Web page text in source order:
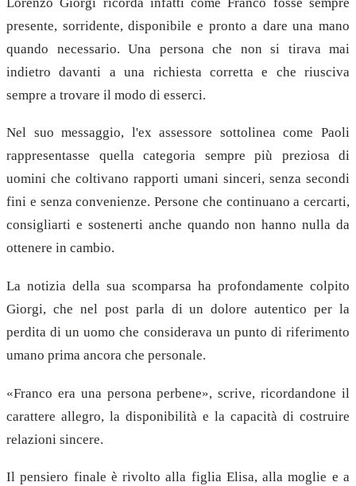
presente, sorridente, disponibile e pronto a dare una mano
quando necessario. Una persona che non si tirava mai
indietro davanti a una richiesta corretta e che riusciva
sempre a trovare il modo di esserci.
Nel suo messaggio, l'ex assessore sottolinea come Paoli
rappresentasse quella categoria sempre più preziosa di
uomini che coltivano rapporti umani sinceri, senza secondi
fini e senza convenienze. Persone che continuano a cercarti,
consigliarti e sostenerti anche quando non hanno nulla da
ottenere in cambio.
La notizia della sua scomparsa ha profondamente colpito
Giorgi, che nel post parla di un dolore autentico per la
perdita di un uomo che considerava un punto di riferimento
umano prima ancora che personale.
«Franco era una persona perbene», scrive, ricordandone il
carattere allegro, la disponibilità e la capacità di costruire
relazioni sincere.
Il pensiero finale è rivolto alla figlia Elisa, alla moglie e a